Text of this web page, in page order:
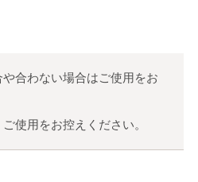
合わない場合はご使用をお
使用をお控えください。